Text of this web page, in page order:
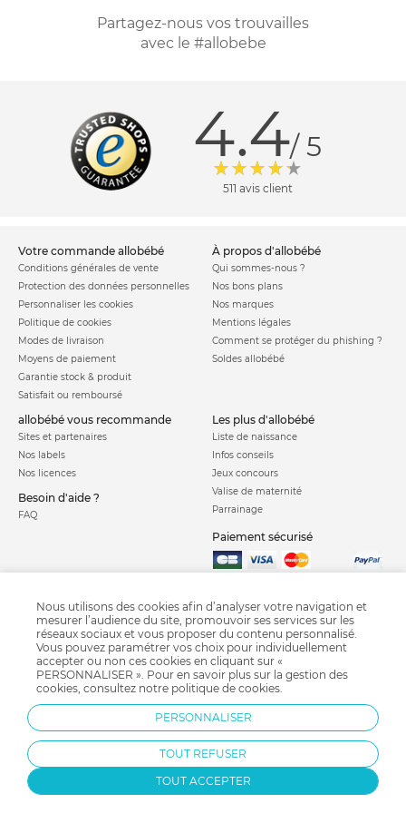
correspondra à vos goûts ! Nous vous proposons également
Partagez-nous vos trouvailles
avec le #allobebe
4.4/ 5
511 avis client
votre commande allobébé
Conditions générales de vente
Protection des données personnelles
Personnaliser les cookies
Politique de cookies
Modes de livraison
Moyens de paiement
Garantie stock & produit
Satisfait ou remboursé
à propos d'allobébé
Qui sommes-nous ?
Nos bons plans
Nos marques
Mentions légales
Comment se protéger du phishing ?
Soldes allobébé
allobébé vous recommande
Sites et partenaires
Nos labels
Nos licences
Besoin d'aide ?
FAQ
les plus d'allobébé
Liste de naissance
Infos conseils
Jeux concours
Valise de maternité
Parrainage
Paiement sécurisé
Stérilisateur biberon
Biberon
Protection par reCAPTCHA
Nous utilisons des cookies afin d’analyser votre navigation et
mesurer l’audience du site, promouvoir ses services sur les
réseaux sociaux et vous proposer du contenu personnalisé.
Vous pouvez paramétrer vos choix pour individuellement
accepter ou non ces cookies en cliquant sur «
PERSONNALISER ». Pour en savoir plus sur la gestion des
cookies, consultez notre politique de cookies.
PERSONNALISER
TOUT REFUSER
TOUT ACCEPTER